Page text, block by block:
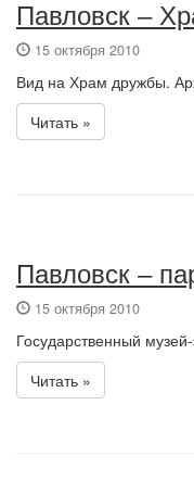
Павловск –
15 октября 2010
Вид на Храм дружбы.
Читать »
Павловск –
15 октября 2010
Государственный
Читать »